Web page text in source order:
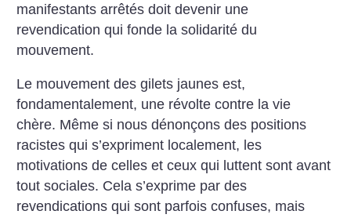
manifestants arrêtés doit devenir une
revendication qui fonde la solidarité du
mouvement.
Le mouvement des gilets jaunes est,
fondamentalement, une révolte contre la vie
chère. Même si nous dénonçons des positions
racistes qui s’expriment localement, les
motivations de celles et ceux qui luttent sont avant
tout sociales. Cela s’exprime par des
revendications qui sont parfois confuses, mais